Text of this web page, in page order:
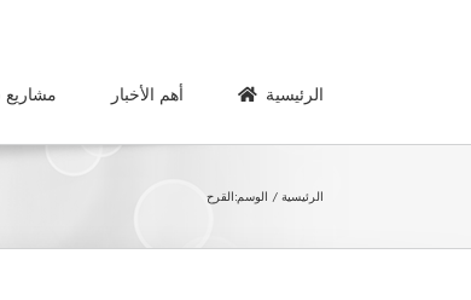
الرئيسية أهم الأخبار مشاريع
الرئيسية الوسم:القرح